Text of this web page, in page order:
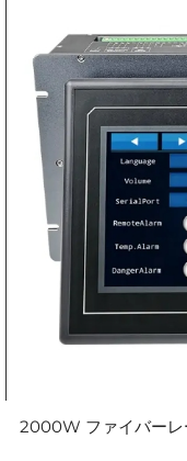
2000W ファイバーレ